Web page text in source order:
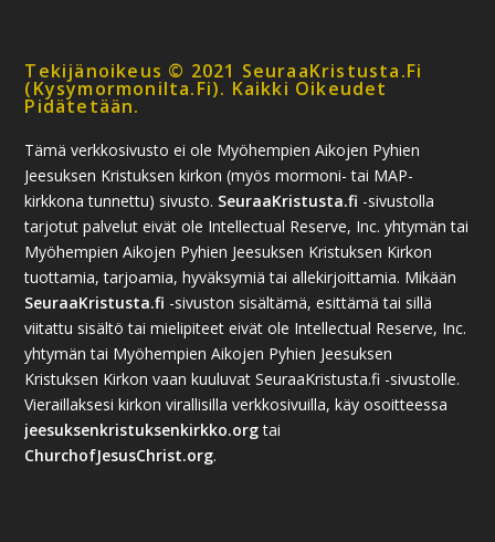
Tekijänoikeus © 2021 SeuraaKristusta.fi
(kysymormonilta.fi). Kaikki Oikeudet
Pidätetään.
Tämä verkkosivusto ei ole Myöhempien Aikojen Pyhien
Jeesuksen Kristuksen kirkon (myös mormoni- tai MAP-
kirkkona tunnettu) sivusto. SeuraaKristusta.fi -sivustolla
tarjotut palvelut eivät ole Intellectual Reserve, Inc. yhtymän tai
Myöhempien Aikojen Pyhien Jeesuksen Kristuksen Kirkon
tuottamia, tarjoamia, hyväksymiä tai allekirjoittamia. Mikään
SeuraaKristusta.fi -sivuston sisältämä, esittämä tai sillä
viitattu sisältö tai mielipiteet eivät ole Intellectual Reserve, Inc.
yhtymän tai Myöhempien Aikojen Pyhien Jeesuksen
Kristuksen Kirkon vaan kuuluvat SeuraaKristusta.fi -sivustolle.
Vieraillaksesi kirkon virallisilla verkkosivuilla, käy osoitteessa
jeesuksenkristuksenkirkko.orgtai
ChurchofJesusChrist.org.